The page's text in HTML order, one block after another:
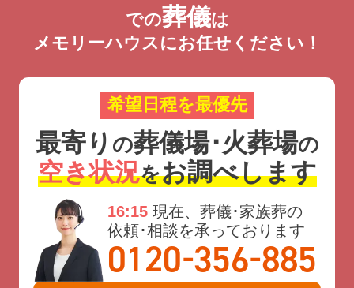
での葬儀は
メモリーハウスにお任せください！
希望日程を最優先
最寄り の葬儀場･火葬場の
空き状況をお調べします
16:15 現在、葬儀･家族葬の
依頼･相談を承っております
0120-356-885